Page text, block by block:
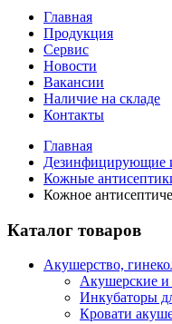
Главная
Продукция
Сервис
Новости
Вакансии
Наличие на складе
Контакты
Главная
Дезинфицирующие
Кожные
Кожное
Каталог товаров
Акушерство,
Акушерские и
Инкубаторы
Кровати